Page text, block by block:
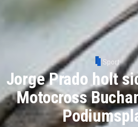
Sport
Jorge Prado holt
Motocross